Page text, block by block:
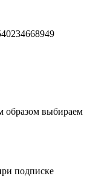
образом выбираем
подписке